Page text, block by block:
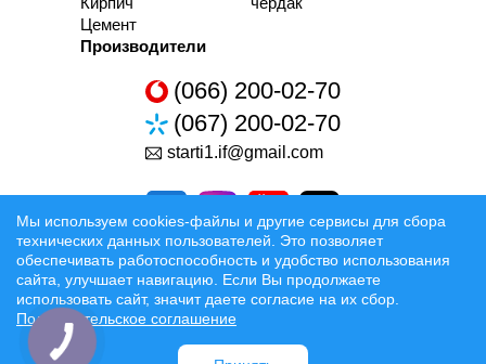
Цемент
Производители
(066) 200-02-70
(067) 200-02-70
starti1.if@gmail.com
Разработка та Раскрутка сайтов
Официальные условия
Мы используем cookies-файлы и другие сервисы для сбора
технических данных пользователей. Это позволяет
обеспечивать работоспособность и удобство использования
сайта, улучшает навигацию. Если Вы продолжаете
использовать сайт, значит даете согласие на их сбор.
Пользовательское соглашение